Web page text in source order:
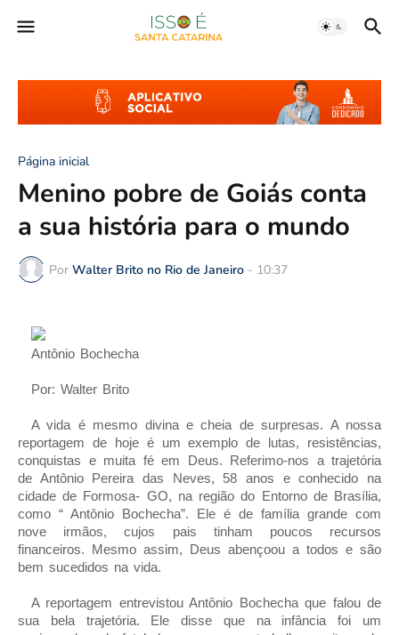
Página inicial
Menino pobre de Goiás conta
a sua história para o mundo
Por Walter Brito no Rio de Janeiro - 10:37
Antônio Bochecha
Por: Walter Brito
A vida é mesmo divina e cheia de surpresas. A nossa
reportagem de hoje é um exemplo de lutas, resistências,
conquistas e muita fé em Deus. Referimo-nos a trajetória
de Antônio Pereira das Neves, 58 anos e conhecido na
cidade de Formosa- GO, na região do Entorno de Brasília,
como “ Antônio Bochecha”. Ele é de família grande com
nove irmãos, cujos pais tinham poucos recursos
financeiros. Mesmo assim, Deus abençoou a todos e são
bem sucedidos na vida.
A reportagem entrevistou Antônio Bochecha que falou de
sua bela trajetória. Ele disse que na infância foi um